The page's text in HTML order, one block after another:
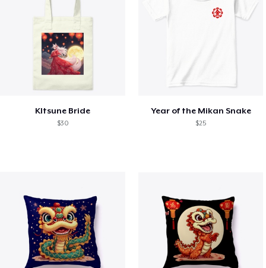
KItsune Bride
$30
Year of the Mikan Snake
$25